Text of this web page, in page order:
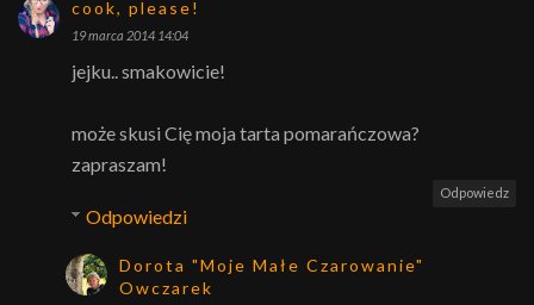
cook, please!
19 marca 2014 14:04
jejku.. smakowicie!
może skusi Cię moja tarta pomarańczowa?
zapraszam!
Odpowiedz
Odpowiedzi
Dorota "Moje Małe Czarowanie"
Owczarek